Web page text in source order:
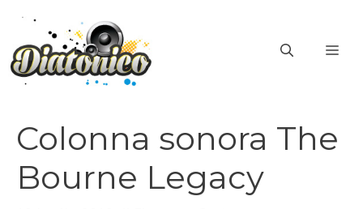
contenuto
Colonna sonora The
Bourne Legacy